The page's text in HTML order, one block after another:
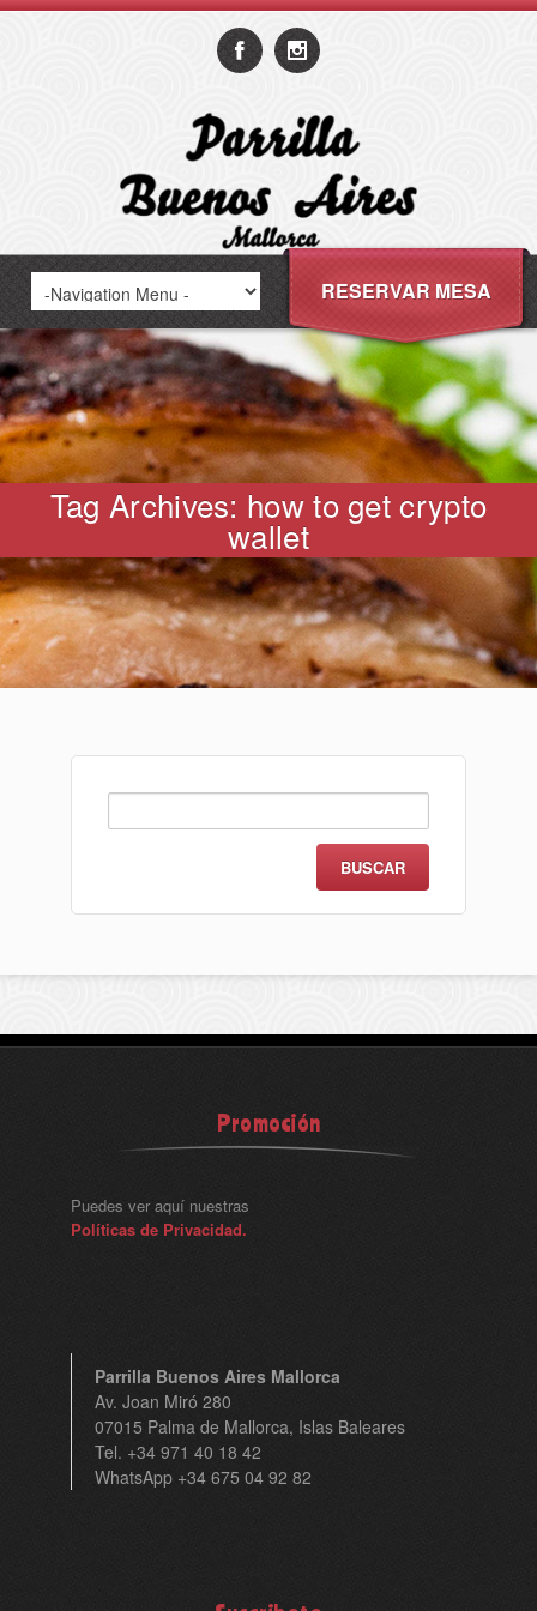
RESERVAR MESA
Tag Archives: how to get crypto
wallet
Promoción
Puedes ver aquí nuestras
Políticas de Privacidad.
Parrilla Buenos Aires Mallorca
Av. Joan Miró 280
07015 Palma de Mallorca, Islas Baleares
Tel. +34 971 40 18 42
WhatsApp +34 675 04 92 82